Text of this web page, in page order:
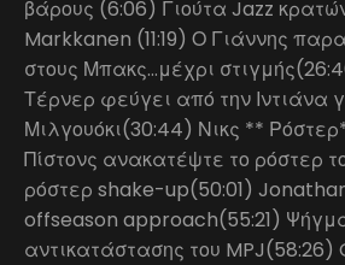
βάρους (6:06) Γιούτα Jazz
Markkanen (11:19) Ο Γιάννης
στους Μπακς…μέχρι
Τέρνερ φεύγει από την Ιντιάνα
Μιλγουόκι(30:44) Νικς **
Πίστονς ανακατέψτε το ρόστερ
ρόστερ shake-up(50:01)
offseason approach(55:21)
αντικατάστασης του MPJ(58:26)